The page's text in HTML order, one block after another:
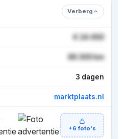
Verberg
€ 24.950
86.500 km
3 dagen
marktplaats.nl
+6 foto's